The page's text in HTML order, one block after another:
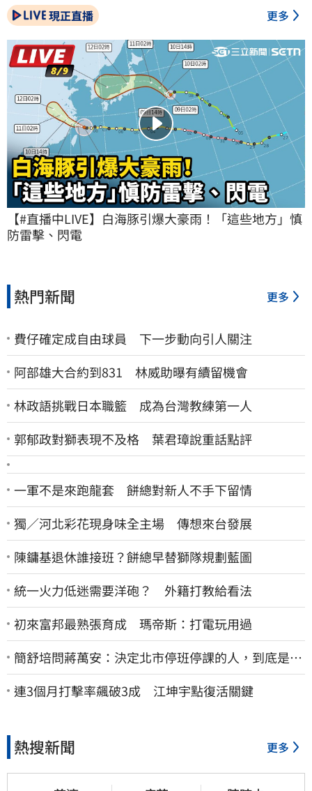
現正直播 更多
【#直播中LIVE】白海豚引爆大豪雨！「這些地方」慎
防雷擊、閃電
熱門新聞 更多
費仔確定成自由球員 下一步動向引人關注
阿部雄大合約到831 林威助曝有續留機會
林政語挑戰日本職籃 成為台灣教練第一人
郭郁政對獅表現不及格 葉君璋說重話點評
一軍不是來跑龍套 餅總對新人不手下留情
獨／河北彩花現身味全主場 傳想來台發展
陳鏞基退休誰接班？餅總早替獅隊規劃藍圖
統一火力低迷需要洋砲？ 外籍打教給看法
初來富邦最熟張育成 瑪帝斯：打電玩用過
簡舒培問蔣萬安：決定北市停班停課的人，到底是台
北市長，還是氣象署？
連3個月打擊率飆破3成 江坤宇點復活關鍵
熱搜新聞 更多